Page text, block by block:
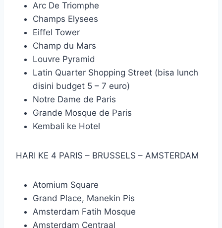
Arc De Triomphe
Champs Elysees
Eiffel Tower
Champ du Mars
Louvre Pyramid
Latin Quarter Shopping Street (bisa lunch
disini budget 5 – 7 euro)
Notre Dame de Paris
Grande Mosque de Paris
Kembali ke Hotel
HARI KE 4 PARIS – BRUSSELS – AMSTERDAM
Atomium Square
Grand Place, Manekin Pis
Amsterdam Fatih Mosque
Amsterdam Centraal